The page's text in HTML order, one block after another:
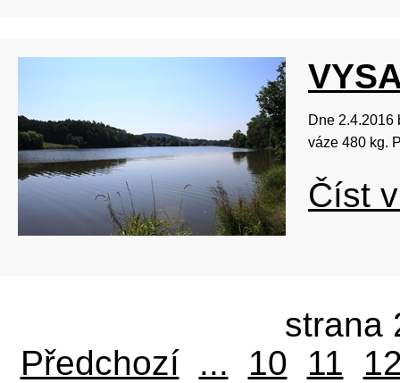
Dne 2.4.2016
váze 480 kg.
Číst
strana
Předchozí ... 10 11